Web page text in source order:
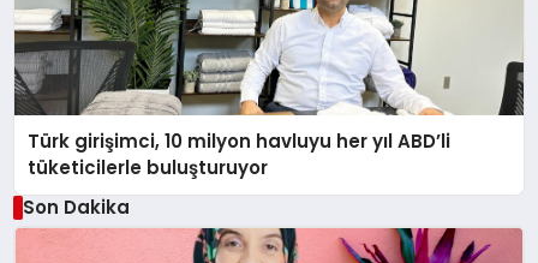
Türk girişimci, 10 milyon havluyu her yıl ABD’li
tüketicilerle buluşturuyor
Son Dakika